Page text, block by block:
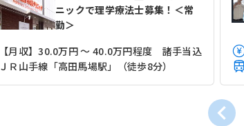
ニックで理学療法士募集！＜常
勤＞
【月収】30.0万円 ～ 40.0万円程度 諸手当込
ＪＲ山手線「高田馬場駅」（徒歩8分）